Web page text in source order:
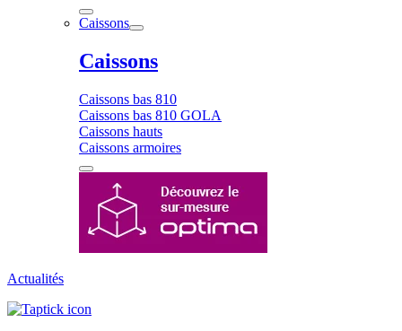
Caissons
Caissons
Caissons bas 810
Caissons bas 810 GOLA
Caissons hauts
Caissons armoires
Actualités